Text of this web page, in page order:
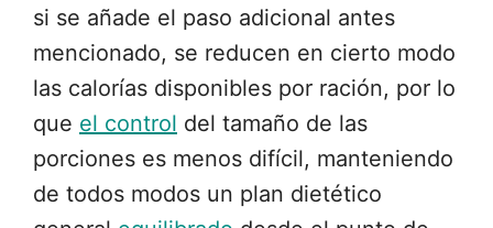
si se añade el paso adicional antes
mencionado, se reducen en cierto modo
las calorías disponibles por ración, por lo
que el control del tamaño de las
porciones es menos difícil, manteniendo
de todos modos un plan dietético